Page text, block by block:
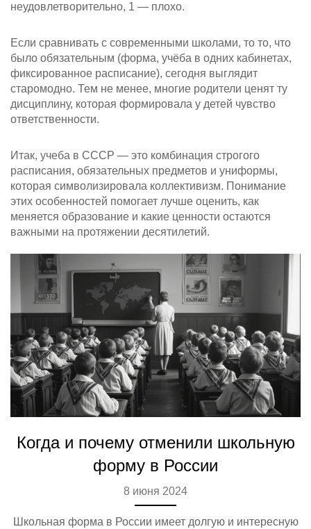
неудовлетворительно, 1 — плохо.
Если сравнивать с современными школами, то то, что
было обязательным (форма, учёба в одних кабинетах,
фиксированное расписание), сегодня выглядит
старомодно. Тем не менее, многие родители ценят ту
дисциплину, которая формировала у детей чувство
ответственности.
Итак, учеба в СССР — это комбинация строгого
расписания, обязательных предметов и униформы,
которая символизировала коллективизм. Понимание
этих особенностей помогает лучше оценить, как
меняется образование и какие ценности остаются
важными на протяжении десятилетий.
Когда и почему отменили школьную
форму в России
8 июня 2024
Школьная форма в России имеет долгую и интересную